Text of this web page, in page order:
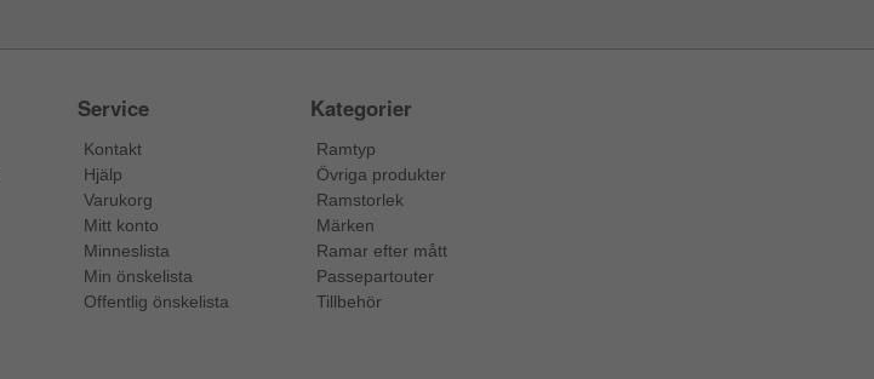
Service
Kontakt
Hjälp
Varukorg
Mitt konto
Minneslista
Min önskelista
Offentlig önskelista
Kategorier
Ramtyp
Övriga produkter
Ramstorlek
Märken
Ramar efter mått
Passepartouter
Tillbehör